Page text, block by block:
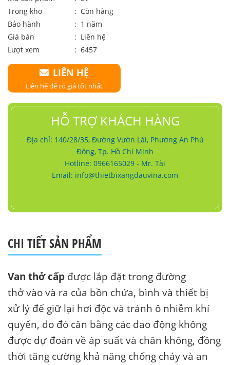
Trong kho
: Còn hàng
Bảo hành
: 1 năm
Giá bán
: Liên hệ
Lượt xem
: 6457
LIÊN HỆ
Liên hệ để có giá tốt nhất
HỖ TRỢ KHÁCH HÀNG
Địa chỉ: 140/28/35, Đường Vườn Lài, Phường An Phú
Đông, Tp. Hồ Chí Minh
Hotline: 0966165029 - Mr. Tài
Email: info@thietbixangdauvina.com
CHI TIẾT SẢN PHẨM
Van thở cấp được lắp đặt trong đường
thở vào và ra của bồn chứa, bình và thiết bị
xử lý để giữ lại hơi độc và tránh ô nhiễm khí
quyển, do đó cân bằng các dao động không
được dự đoán về áp suất và chân không, đồng
thời tăng cường khả năng chống cháy và an